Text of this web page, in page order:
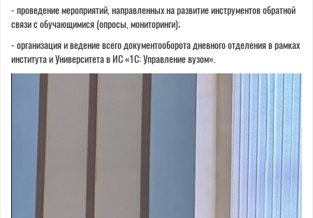
- проведение мероприятий, направленных на развитие инструментов обратной
связи с обучающимися (опросы, мониторинги);
- организация и ведение всего документооборота дневного отделения в рамках
института и Университета в ИС «1С: Управление вузом».